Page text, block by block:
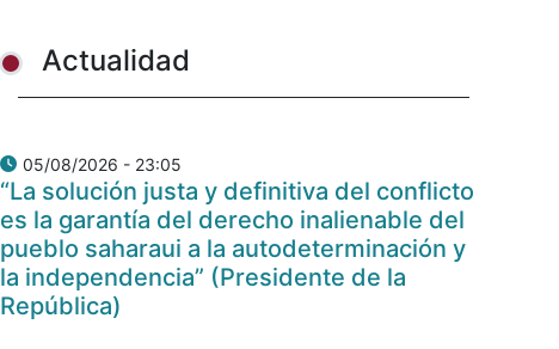
Actualidad
05/08/2026 - 23:05
“La solución justa y definitiva del conflicto
es la garantía del derecho inalienable del
pueblo saharaui a la autodeterminación y
la independencia” (Presidente de la
República)